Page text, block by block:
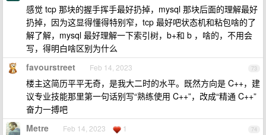
感觉 tcp 那块的握手挥手最好扔掉，mysql 那块后面的理解最好
扔掉，因为这显得懂得特别窄，tcp 最好吧状态机和粘包啥的了
解了解，mysql 最好理解一下索引树，b+和 b ，啥的，不用会
写，得明白啥区别为什么
73
favourstreet Feb 14, 2023
楼主这简历平平无奇，是我大二时的水平。既然方向是 C++，建
议专业技能那里第一句话别写“熟练使用 C++”，改成“精通 C++”
奋力一搏吧
74
Metre Feb 14, 2023 1